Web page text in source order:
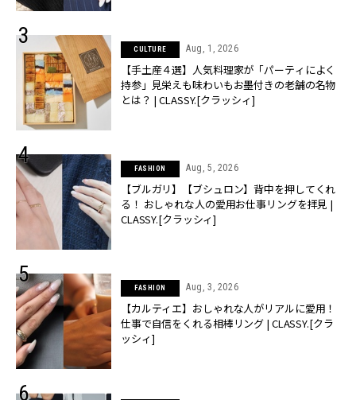
CULTURE Aug, 1, 2026
【手土産４選】人気料理家が「パーティによく
持参」見栄えも味わいもお墨付きの老舗の名物
とは？ | CLASSY.[クラッシィ]
FASHION Aug, 5, 2026
【ブルガリ】【ブシュロン】背中を押してくれ
る！ おしゃれな人の愛用お仕事リングを拝見 |
CLASSY.[クラッシィ]
FASHION Aug, 3, 2026
【カルティエ】おしゃれな人がリアルに愛用！
仕事で自信をくれる相棒リング | CLASSY.[クラ
ッシィ]